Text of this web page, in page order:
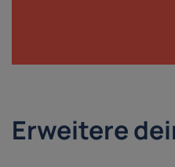
Erweitere